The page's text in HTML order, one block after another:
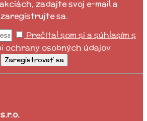
zadajte svoj e-mail a
zaregistrujte sa.
Prečítal som si a súhlasím s
ochrany osobných údajov
Zaregistrovať sa